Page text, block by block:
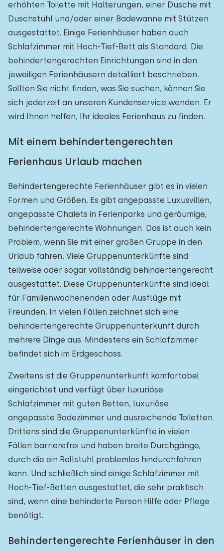
erhöhten Toilette mit Halterungen, einer Dusche mit
Duschstuhl und/oder einer Badewanne mit Stützen
ausgestattet. Einige Ferienhäuser haben auch
Schlafzimmer mit Hoch-Tief-Bett als Standard. Die
behindertengerechten Einrichtungen sind in den
jeweiligen Ferienhäusern detailliert beschrieben.
Sollten Sie nicht finden, was Sie suchen, können Sie
sich jederzeit an unseren Kundenservice wenden. Er
wird Ihnen helfen, Ihr ideales Ferienhaus zu finden.
Mit einem behindertengerechten
Ferienhaus Urlaub machen
Behindertengerechte Ferienhäuser gibt es in vielen
Formen und Größen. Es gibt angepasste Luxusvillen,
angepasste Chalets in Ferienparks und geräumige,
behindertengerechte Wohnungen. Das ist auch kein
Problem, wenn Sie mit einer großen Gruppe in den
Urlaub fahren. Viele Gruppenunterkünfte sind
teilweise oder sogar vollständig behindertengerecht
ausgestattet. Diese Gruppenunterkünfte sind ideal
für Familienwochenenden oder Ausflüge mit
Freunden. In vielen Fällen zeichnet sich eine
behindertengerechte Gruppenunterkunft durch
mehrere Dinge aus. Mindestens ein Schlafzimmer
befindet sich im Erdgeschoss.
Zweitens ist die Gruppenunterkunft komfortabel
eingerichtet und verfügt über luxuriöse
Schlafzimmer mit guten Betten, luxuriöse
angepasste Badezimmer und ausreichende Toiletten.
Drittens sind die Gruppenunterkünfte in vielen
Fällen barrierefrei und haben breite Durchgänge,
durch die ein Rollstuhl problemlos hindurchfahren
kann. Und schließlich sind einige Schlafzimmer mit
Hoch-Tief-Betten ausgestattet, die sehr praktisch
sind, wenn eine behinderte Person Hilfe oder Pflege
benötigt.
Behindertengerechte Ferienhäuser in den